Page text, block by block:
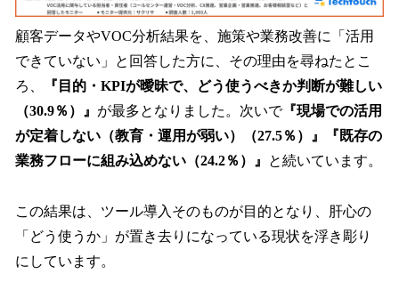
顧客データやVOC分析結果を、施策や業務改善に「活用
できていない」と回答した方に、その理由を尋ねたとこ
ろ、
『目的・KPIが曖昧で、どう使うべきか判断が難しい
（30.9％）』 が最多となりました。次いで『現場での活用
が定着しない（教育・運用が弱い）（27.5％）』『既存の
業務フローに組み込めない（24.2％）』
と続いています。
この結果は、ツール導入そのものが目的となり、肝心の
「どう使うか」が置き去りになっている現状を浮き彫り
にしています。